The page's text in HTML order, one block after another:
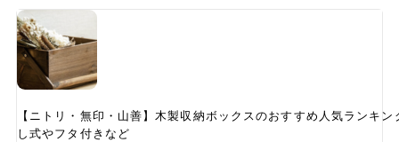
【ニトリ・無印・山善】木製収納ボックスのおすすめ人気ラン
し式やフタ付きなど